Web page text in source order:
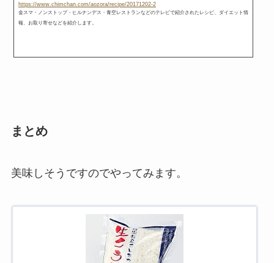
https://www.chimchan.com/aozora/recipe/20171202-2
金スマ・ノンストップ・ヒルナンデス・青空レストランなどのテレビで紹介されたレシピ、ダイエット情
報、お取り寄せなどを紹介します。
まとめ
美味しそうですのでやってみます。